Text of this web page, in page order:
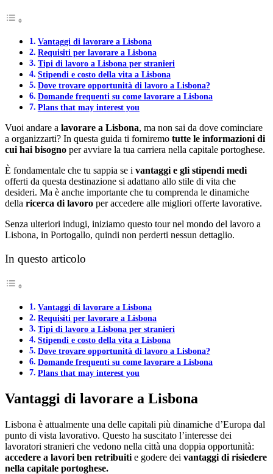
Vantaggi di lavorare a Lisbona
Requisiti per lavorare a Lisbona
Tipi di lavoro a Lisbona per stranieri
Stipendi e costo della vita a Lisbona
Dove trovare opportunità di lavoro a Lisbona?
Domande frequenti su come lavorare a Lisbona
Plans that may interest you
Vuoi andare a lavorare a Lisbona, ma non sai da dove cominciare
a organizzarti? In questa guida ti forniremo tutte le informazioni di
cui hai bisogno per avviare la tua carriera nella capitale portoghese.
È fondamentale che tu sappia se i vantaggi e gli stipendi medi
offerti da questa destinazione si adattano allo stile di vita che
desideri. Ma è anche importante che tu comprenda le dinamiche
della ricerca di lavoro per accedere alle migliori offerte lavorative.
Senza ulteriori indugi, iniziamo questo tour nel mondo del lavoro a
Lisbona, in Portogallo, quindi non perderti nessun dettaglio.
In questo articolo
Vantaggi di lavorare a Lisbona
Requisiti per lavorare a Lisbona
Tipi di lavoro a Lisbona per stranieri
Stipendi e costo della vita a Lisbona
Dove trovare opportunità di lavoro a Lisbona?
Domande frequenti su come lavorare a Lisbona
Plans that may interest you
Vantaggi di lavorare a Lisbona
Lisbona è attualmente una delle capitali più dinamiche d’Europa dal
punto di vista lavorativo. Questo ha suscitato l’interesse dei
lavoratori stranieri che vedono nella città una doppia opportunità:
accedere a lavori ben retribuiti e godere dei vantaggi di risiedere
nella capitale portoghese.